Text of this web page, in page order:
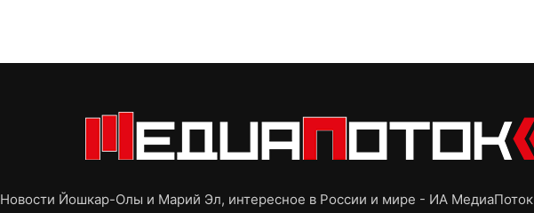
Новости Йошкар-Олы и Марий Эл, интересное в России и мире - ИА МедиаПоток